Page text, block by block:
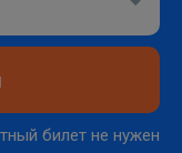
билет не нужен